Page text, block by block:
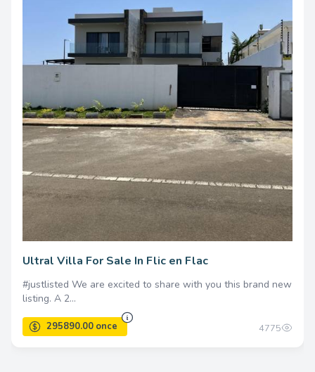
43000.00 per month
Ultral Villa For Sale In Flic en Flac
#justlisted We are excited to share with you this brand new
listing. A 2...
4775